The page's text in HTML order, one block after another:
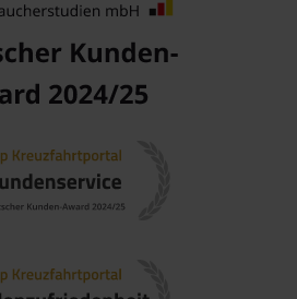
Filipe führt häufig durch
Vulkaninseln sind für ihre
Strände und ganzjährig mildes
Entspannung und Abenteuer.
der Copacabana eine